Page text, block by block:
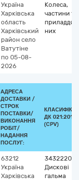
Україна
Харківська
область
Харківський
район село
Ватутіне
по 05-08-
2026
Колеса,
частини та
приладдя
них
АДРЕСА
ДОСТАВКИ /
СТРОК
ПОСТАВКИ/
ВИКОНАННЯ
РОБІТ/
НАДАННЯ
ПОСЛУГ:
ДК 021:2015
(CPV)
63212
Україна
Харківська
Дискові
гальма